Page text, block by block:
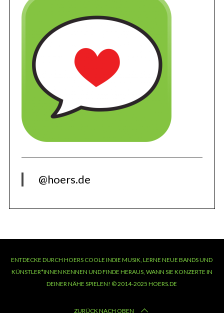
@hoers.de
ENTDECKE DURCH HOERS COOLE INDIE MUSIK, LERNE NEUE BANDS UND
KÜNSTLER*INNEN KENNEN UND FINDE HERAUS, WANN SIE KONZERTE IN
DEINER NÄHE SPIELEN! © 2014-2025 HOERS.DE
ZURÜCK NACH OBEN